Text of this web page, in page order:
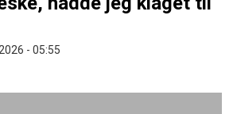
- 05:55